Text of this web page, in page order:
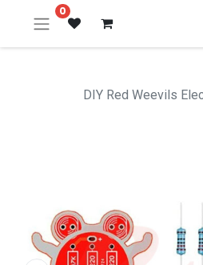
0
DIY Red Weevils